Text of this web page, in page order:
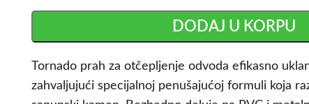
DODAJ U KORPU
Tornado prah za otčepljenje odvoda efikasno
zahvaljujući specijalnoj penušajućoj formuli koja